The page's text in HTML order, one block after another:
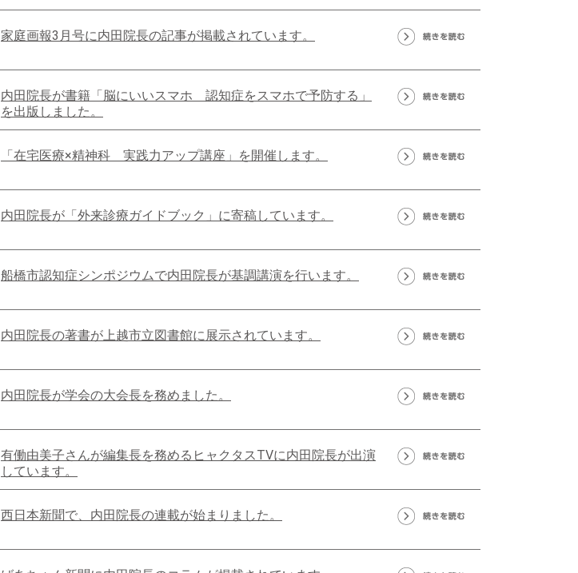
家庭画報3月号に内田院長の記事が掲載されています。
内田院長が書籍「脳にいいスマホ 認知症をスマホで予防する」
を出版しました。
「在宅医療×精神科 実践力アップ講座」を開催します。
内田院長が「外来診療ガイドブック」に寄稿しています。
船橋市認知症シンポジウムで内田院長が基調講演を行います。
内田院長の著書が上越市立図書館に展示されています。
内田院長が学会の大会長を務めました。
有働由美子さんが編集長を務めるヒャクタスTVに内田院長が出演
しています。
西日本新聞で、内田院長の連載が始まりました。